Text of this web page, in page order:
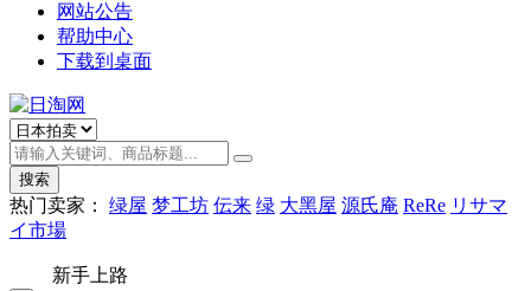
网站公告
帮助中心
下载到桌面
搜索
热门卖家： 绿屋 梦工坊 伝来 绿 大黑屋 源氏庵 ReRe リサマ
イ市場
新手上路